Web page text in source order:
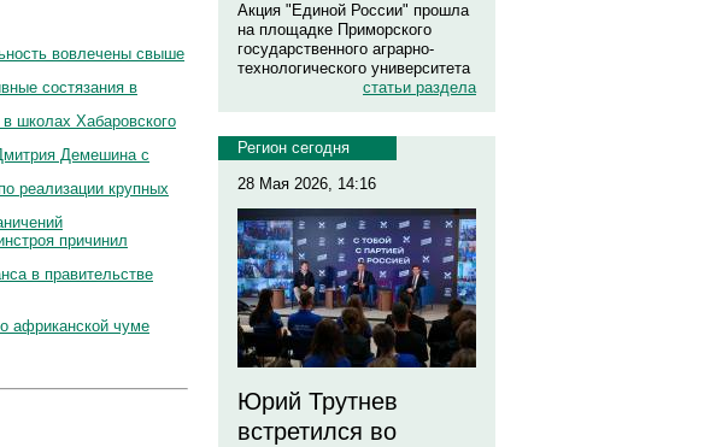
вовлечены свыше
состязания в
школах Хабаровского
Демешина с
реализации крупных
причинил
в правительстве
африканской чуме
Акция "Единой России" прошла
на площадке Приморского
государственного аграрно-
технологического университета
статьи раздела
Регион сегодня
28 Мая 2026, 14:16
Юрий Трутнев
встретился во